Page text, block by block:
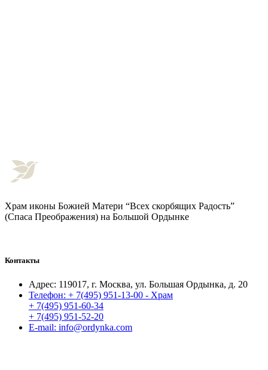
Храм иконы Божией Матери “Всех скорбящих Радость”
(Спаса Преображения) на Большой Ордынке
Контакты
Адрес: 119017, г. Москва, ул. Большая Ордынка, д. 20
Телефон: + 7(495) 951-13-00 - Храм
+ 7(495) 951-60-34
+ 7(495) 951-52-20
E-mail: info@ordynka.com